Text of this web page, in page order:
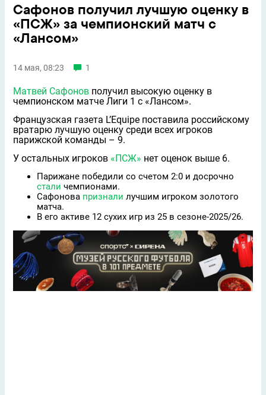
Сафонов получил лучшую оценку в
«ПСЖ» за чемпионский матч с
«Лансом»
14 мая, 08:23 1
Матвей Сафонов получил высокую оценку в
чемпионском матче Лиги 1 с «Лансом».
Французская газета L’Equipe поставила российскому
вратарю лучшую оценку среди всех игроков
парижской команды – 9.
У остальных игроков «ПСЖ» нет оценок выше 6.
Парижане победили со счетом 2:0 и досрочно
стали чемпионами.
Сафонова признали лучшим игроком золотого
матча.
В его активе 12 сухих игр из 25 в сезоне-2025/26.